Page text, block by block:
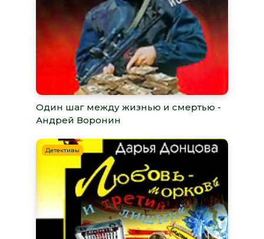
Один шаг между жизнью и смертью -
Андрей Воронин
Детективы